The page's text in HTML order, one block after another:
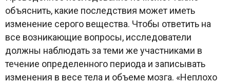
объяснить, какие последствия может иметь
изменение серого вещества. Чтобы ответить на
все возникающие вопросы, исследователи
должны наблюдать за теми же участниками в
течение определенного периода и записывать
изменения в весе тела и объеме мозга. «Неплохо